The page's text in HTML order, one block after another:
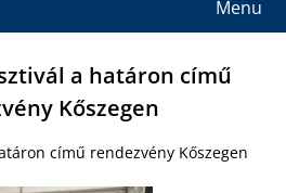
Menu
a határon című
Kőszegen
című rendezvény Kőszegen